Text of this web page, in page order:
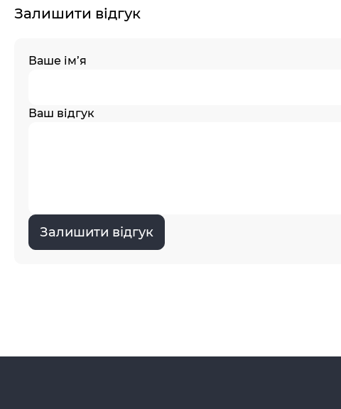
Залишити відгук
Ваше ім’я
Ваш відгук
Залишити відгук